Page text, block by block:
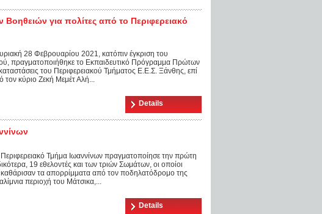
για πολίτες από το Περιφερειακό
28 Φεβρουαρίου 2021, κατόπιν έγκριση του
πραγματοποιήθηκε το Εκπαιδευτικό Πρόγραμμα Πρώτων
του Περιφερειακού Τμήματος Ε.Ε.Σ. Ξάνθης, επί
τον κύριο Ζεκή Μεμέτ Αλή...
Details
Τμήμα Ιωαννίνων πραγματοποίησε την πρώτη
19 εθελοντές και των τριών Σωμάτων, οι οποίοι
τα απορρίμματα από τον ποδηλατόδρομο της
περιοχή του Μάτσικα,...
Details